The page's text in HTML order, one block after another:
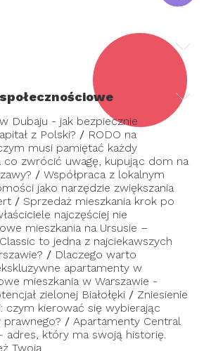
Dubaju - jak bezpiecznie
z Polski? / RODO na
musi pamiętać każdy
co zwrócić uwagę, kupując dom na
/ Współpraca z lokalnym
jako narzędzie zwiększania
/ Sprzedaż mieszkania krok po
najczęściej nie
mieszkania na Ursusie –
to jedna z najciekawszych
/ Dlaczego warto
apartamenty w
mieszkania w Warszawie -
zielonej Białołęki / Zniesienie
czym kierować się wybierając
prawnego? / Apartamenty Central
adres, który ma swoją historię.
Twoją.